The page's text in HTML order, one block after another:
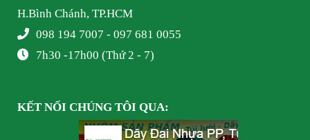
H.Bình Chánh, TP.HCM
098 194 7007 - 097 681 0055
7h30 -17h00 (Thứ 2 - 7)
KẾT NỐI CHÚNG TÔI QUA: